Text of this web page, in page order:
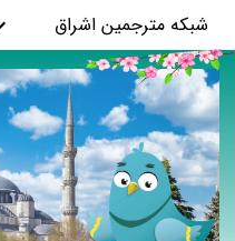
شبکه مترجمین اشراق